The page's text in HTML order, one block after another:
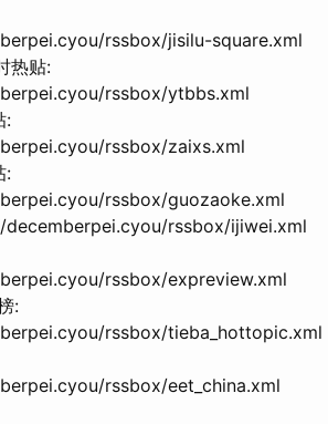
rssbox/jisilu-square.xml
热贴:
rssbox/ytbbs.xml
:
rssbox/zaixs.xml
:
rssbox/guozaoke.xml
decemberpei.cyou/rssbox/ijiwei.xml
rssbox/expreview.xml
:
rssbox/tieba_hottopic.xml
rssbox/eet_china.xml